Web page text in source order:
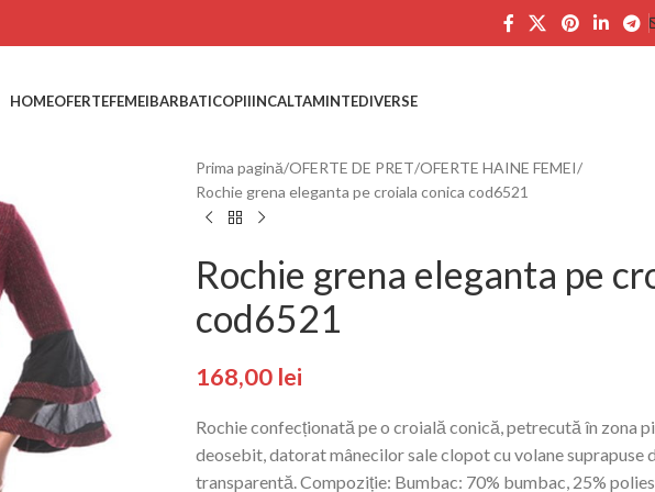
HOMEOFERTEFEMEIBARBATICOPIIINCALTAMINTEDIVERSE
Prima pagină OFERTE DE PRET OFERTE HAINE FEMEI
Rochie grena eleganta pe croiala conica cod6521
Rochie grena eleganta pe
cod6521
168,00 lei
Rochie confecționată pe o croială conică, petrecută în zona
deosebit, datorat mânecilor sale clopot cu volane suprapuse
transparentă. Compoziție: Bumbac: 70% bumbac, 25%